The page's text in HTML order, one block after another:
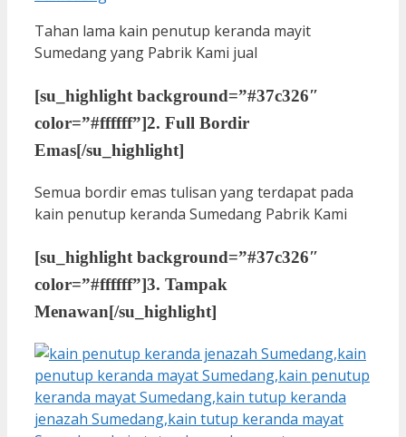
Tahan lama kain penutup keranda mayit
Sumedang yang Pabrik Kami jual
[su_highlight background=”#37c326″
color=”#ffffff”]2. Full Bordir
Emas[/su_highlight]
Semua bordir emas tulisan yang terdapat pada
kain penutup keranda Sumedang Pabrik Kami
[su_highlight background=”#37c326″
color=”#ffffff”]3. Tampak
Menawan[/su_highlight]